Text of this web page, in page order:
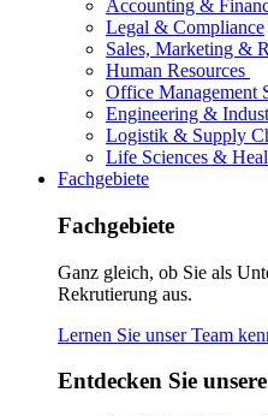
Accounting &
Legal & Compliance
Sales, Marketing &
Human Resources
Office Management
Engineering &
Logistik & Supply
Life Sciences &
Fachgebiete
Fachgebiete
Ganz gleich, ob Sie als
Rekrutierung aus.
Lernen Sie unser Team
Entdecken Sie